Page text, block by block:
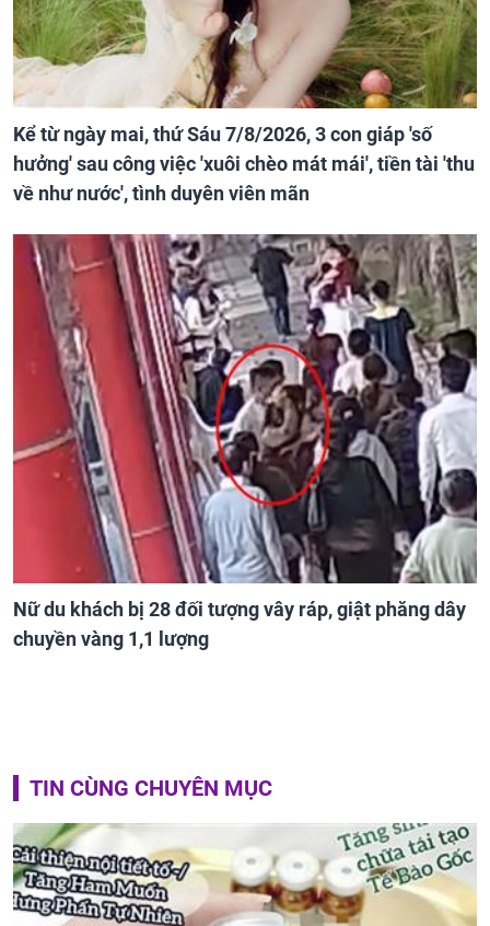
Kể từ ngày mai, thứ Sáu 7/8/2026, 3 con giáp 'số
hưởng' sau công việc 'xuôi chèo mát mái', tiền tài 'thu
về như nước', tình duyên viên mãn
Nữ du khách bị 28 đối tượng vây ráp, giật phăng dây
chuyền vàng 1,1 lượng
TIN CÙNG CHUYÊN MỤC